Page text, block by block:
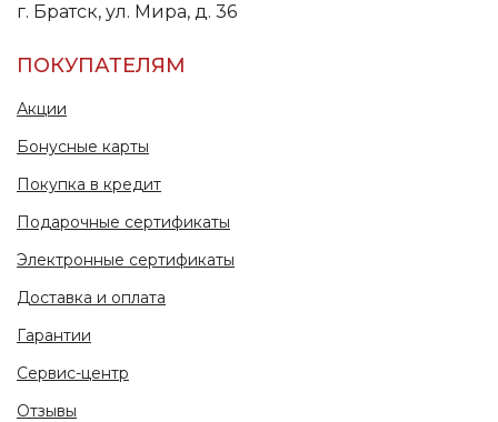
г. Братск, ул. Мира, д. 36
ПОКУПАТЕЛЯМ
Акции
Бонусные карты
Покупка в кредит
Подарочные сертификаты
Электронные сертификаты
Доставка и оплата
Гарантии
Сервис-центр
Отзывы